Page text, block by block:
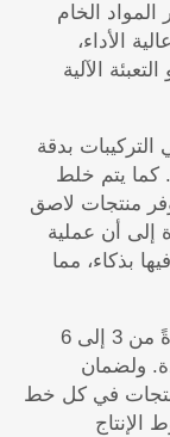
الخام
الأداء،
الآلية
بدقة
كما يتم خلط
منتجات لاصق
إلى أن عملية
بذكاء، مما
ويستخدم كل خط معالجة لاصق البلاط عادةً من 3 إلى 6
ولضمان
في كل خط